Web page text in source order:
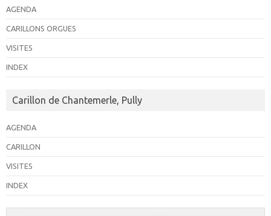
AGENDA
CARILLONS ORGUES
VISITES
INDEX
Carillon de Chantemerle, Pully
AGENDA
CARILLON
VISITES
INDEX